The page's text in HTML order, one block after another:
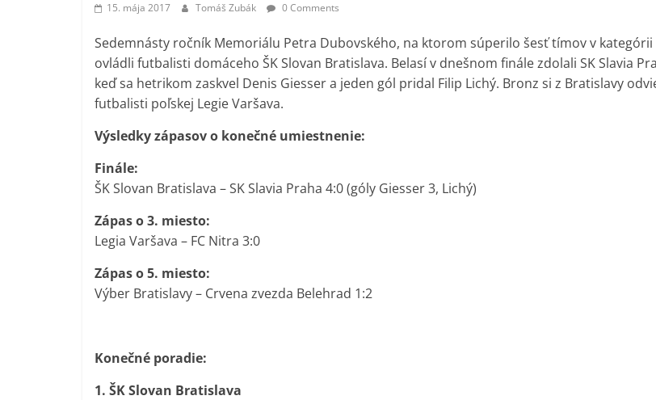
15. mája 2017 Tomáš Zubák 0 Comments
Sedemnásty ročník Memoriálu Petra Dubovského, na ktorom súperilo šesť tímov v kategórii
ovládli futbalisti domáceho ŠK Slovan Bratislava. Belasí v dnešnom finále zdolali SK Slavia
keď sa hetrikom zaskvel Denis Giesser a jeden gól pridal Filip Lichý. Bronz si z Bratislavy
futbalisti poľskej Legie Varšava.
Výsledky zápasov o konečné umiestnenie:
Finále:
ŠK Slovan Bratislava – SK Slavia Praha 4:0 (góly Giesser 3, Lichý)
Zápas o 3. miesto:
Legia Varšava – FC Nitra 3:0
Zápas o 5. miesto:
Výber Bratislavy – Crvena zvezda Belehrad 1:2
Konečné poradie:
1. ŠK Slovan Bratislava